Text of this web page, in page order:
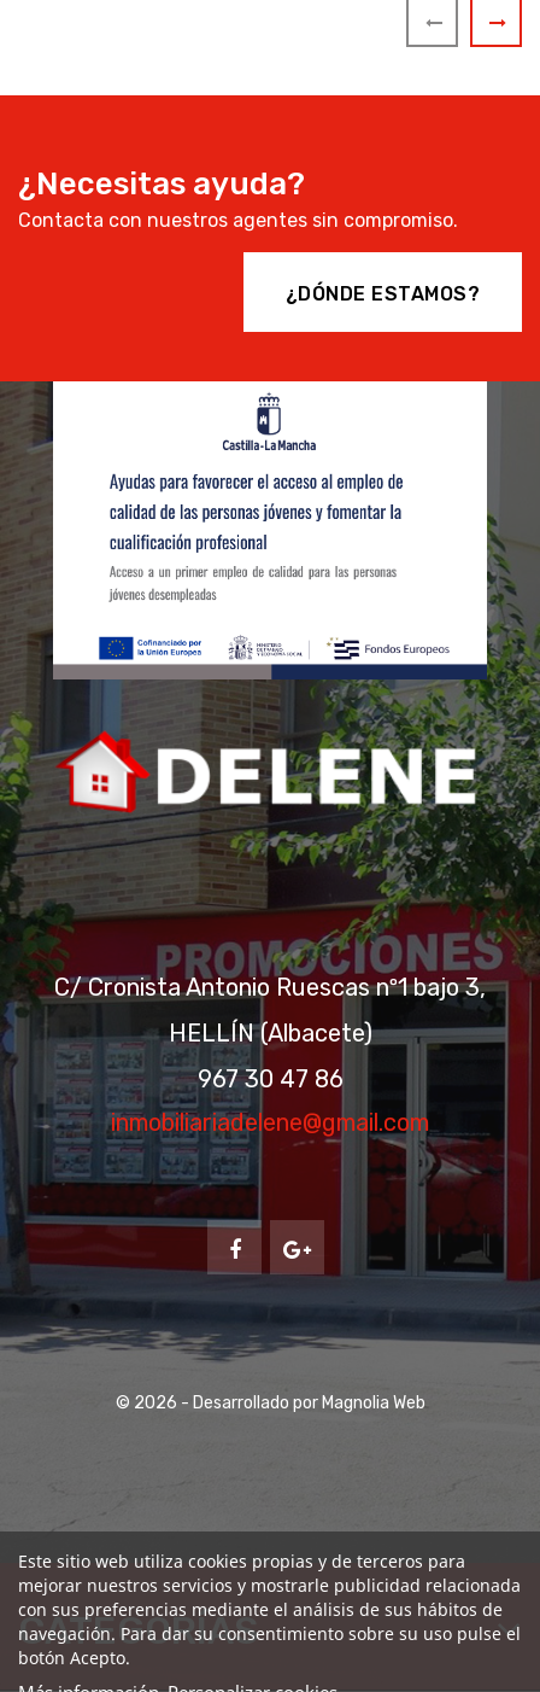
1054 FINCA RÚSTICA EN
ALBATANA
50.000€
80000
298 SOLAR URBANO EN
TOBARRA
49.000€
Tobarra
¿Necesitas ayuda?
Contacta con nuestros agentes sin compromiso.
¿DÓNDE ESTAMOS?
C/ Cronista Antonio Ruescas nº1 bajo 3,
HELLÍN (Albacete)
967 30 47 86
inmobiliariadelene@gmail.com
© 2026 - Desarrollado por Magnolia Web
CATEGORÍAS
Este sitio web utiliza cookies propias y de terceros para
mejorar nuestros servicios y mostrarle publicidad relacionada
con sus preferencias mediante el análisis de sus hábitos de
navegación. Para dar su consentimiento sobre su uso pulse el
botón Acepto.